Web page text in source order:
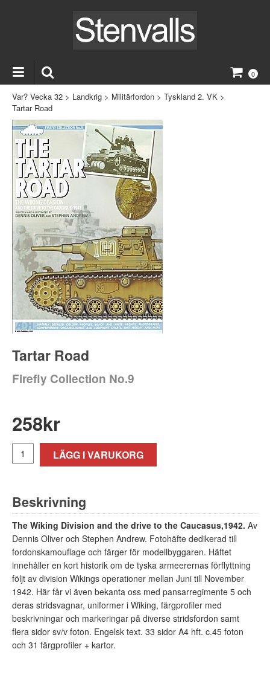
0
Var? Vecka 32 > Landkrig > Militärfordon > Tyskland 2. VK >
Tartar Road
Tartar Road
Firefly Collection No.9
258kr
LÄGG I VARUKORG
Beskrivning
The Wiking Division and the drive to the Caucasus,1942. Av
Dennis Oliver och Stephen Andrew. Fotohäfte dedikerad till
fordonskamouflage och färger för modellbyggaren. Häftet
innehåller en kort historik om de tyska armeerernas förflyttning
följt av division Wikings operationer mellan Juni till November
1942. Här får vi även bekanta oss med pansarregimente 5 och
deras stridsvagnar, uniformer i Wiking, färgprofiler med
beskrivningar och markeringar på diverse stridsfordon samt
flera sidor sv/v foton. Engelsk text. 33 sidor A4 hft. c.45 foton
och 31 färgprofiler + kartor.